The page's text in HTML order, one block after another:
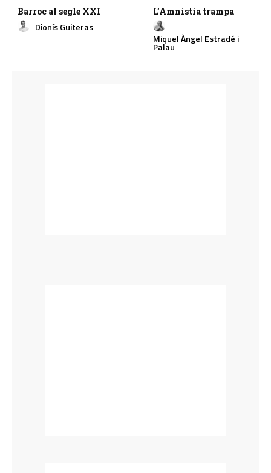
Barroc al segle XXI
Dionís Guiteras
L’Amnistia trampa
Miquel Àngel Estradé i
Palau